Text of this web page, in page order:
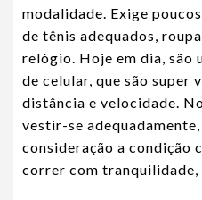
modalidade. Exige
de tênis adequados,
relógio. Hoje em dia, são
de celular, que são super
distância e velocidade.
vestir-se
consideração a condição
correr com tranquilidade,